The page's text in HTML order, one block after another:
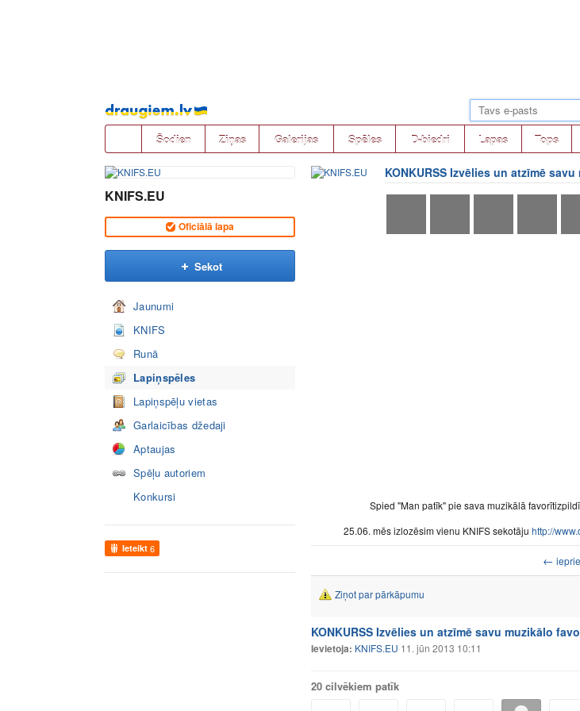
Pāriet
uz
saturu
Šodien Ziņas Galerijas Spēles D-biedri Lapas Tops
KNIFS.EU
Oficiālā lapa
Sekot
Jaunumi
KNIFS
Runā
Lapiņspēles
Lapiņspēļu vietas
Garlaicības džedaji
Aptaujas
Spēļu autoriem
Konkursi
Ieteikt 6
KONKURSS Izvēlies un atzīmē
Spied "Man patīk" pie sava muzikālā
25.06. mēs izlozēsim vienu KNIFS sekotāju http://
←
Ziņot par pārkāpumu
KONKURSS Izvēlies un atzīmē savu muzikālo
Ievietoja: KNIFS.EU 11. jūn 2013 10:11
20 cilvēkiem patīk